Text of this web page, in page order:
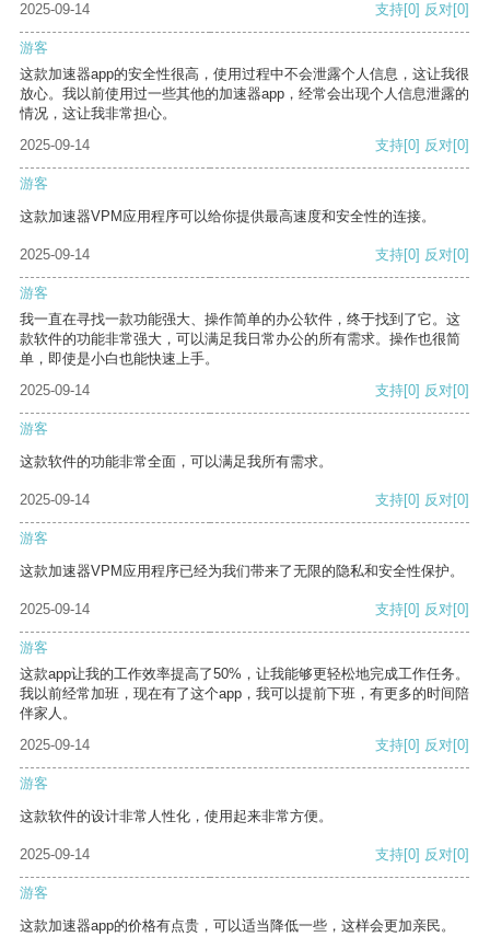
2025-09-14 支持[0] 反对[0]
游客
这款加速器app的安全性很高，使用过程中不会泄露个人信息，这让我很
放心。我以前使用过一些其他的加速器app，经常会出现个人信息泄露的
情况，这让我非常担心。
2025-09-14
支持[0] 反对[0]
游客
这款加速器VPM应用程序可以给你提供最高速度和安全性的连接。
2025-09-14 支持[0] 反对[0]
游客
我一直在寻找一款功能强大、操作简单的办公软件，终于找到了它。这
款软件的功能非常强大，可以满足我日常办公的所有需求。操作也很简
单，即使是小白也能快速上手。
2025-09-14
支持[0] 反对[0]
游客
这款软件的功能非常全面，可以满足我所有需求。
2025-09-14 支持[0] 反对[0]
游客
这款加速器VPM应用程序已经为我们带来了无限的隐私和安全性保护。
2025-09-14 支持[0] 反对[0]
游客
这款app让我的工作效率提高了50%，让我能够更轻松地完成工作任务。
我以前经常加班，现在有了这个app，我可以提前下班，有更多的时间陪
伴家人。
2025-09-14
支持[0] 反对[0]
游客
这款软件的设计非常人性化，使用起来非常方便。
2025-09-14 支持[0] 反对[0]
游客
这款加速器app的价格有点贵，可以适当降低一些，这样会更加亲民。